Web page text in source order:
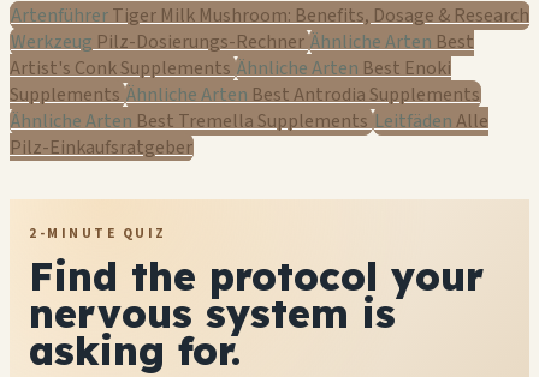
ArtenführerTiger Milk Mushroom: Benefits, Dosage & Research
Werkzeug Pilz-Dosierungs-RechnerÄhnliche Arten Best
Artist's Conk SupplementsÄhnliche Arten Best Enoki
SupplementsÄhnliche Arten Best Antrodia Supplements
Ähnliche Arten Best Tremella SupplementsLeitfädenAlle
Pilz-Einkaufsratgeber
2-MINUTE QUIZ
Find the protocol your
nervous system is
asking for.